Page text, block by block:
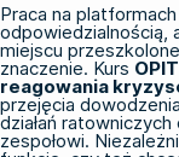
Praca na
odpowiedzialnością,
miejscu
znaczenie. Kurs
reagowania
przejęcia
działań
zespołowi.